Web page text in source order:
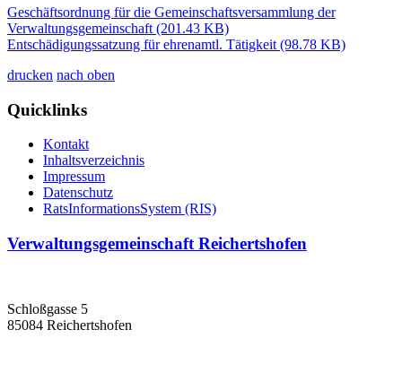
Geschäftsordnung für die Gemeinschaftsversammlung der
Verwaltungsgemeinschaft (201.43 KB)
Entschädigungssatzung für ehrenamtl. Tätigkeit (98.78 KB)
drucken nach oben
Quicklinks
Kontakt
Inhaltsverzeichnis
Impressum
Datenschutz
RatsInformationsSystem (RIS)
Verwaltungsgemeinschaft Reichertshofen
Schloßgasse 5
85084 Reichertshofen